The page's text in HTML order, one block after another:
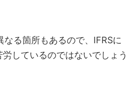
なる箇所もあるので、IFRSに
しているのではないでしょう